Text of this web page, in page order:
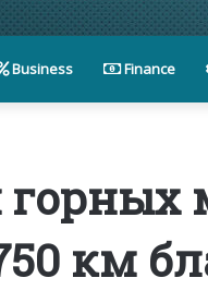
Business Finance
км